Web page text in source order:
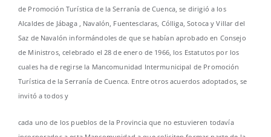
de Promoción Turística de la Serranía de Cuenca, se dirigió a los
Alcaldes de Jábaga , Navalón, Fuentesclaras, Cólliga, Sotoca y Villar del
Saz de Navalón informándoles de que se habían aprobado en Consejo
de Ministros, celebrado el 28 de enero de 1966, los Estatutos por los
cuales ha de regirse la Mancomunidad Intermunicipal de Promoción
Turística de la Serranía de Cuenca. Entre otros acuerdos adoptados, se
invitó a todos y
cada uno de los pueblos de la Provincia que no estuvieren todavía